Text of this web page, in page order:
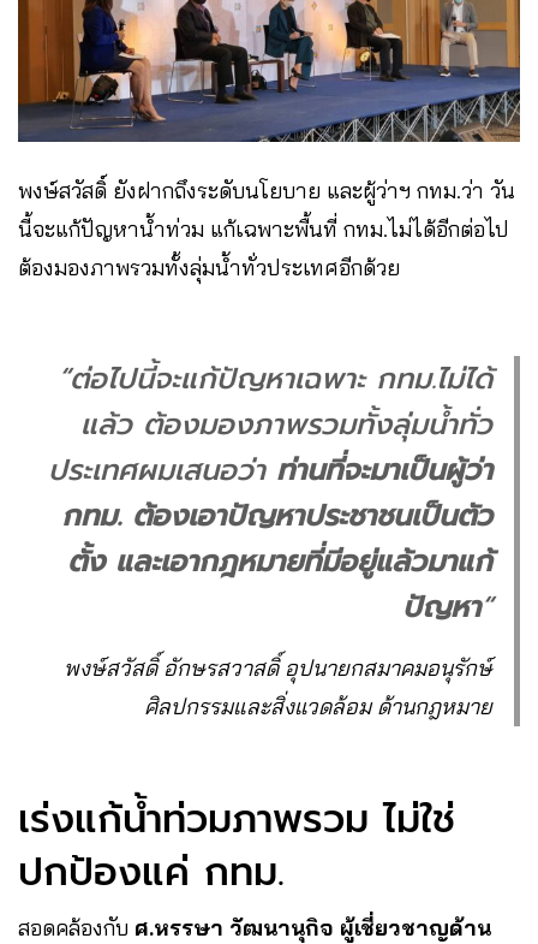
พงษ์สวัสดิ์ ยังฝากถึงระดับนโยบาย และผู้ว่าฯ กทม.ว่า วัน
นี้จะแก้ปัญหาน้ำท่วม แก้เฉพาะพื้นที่ กทม.ไม่ได้อีกต่อไป
ต้องมองภาพรวมทั้งลุ่มน้ำทั่วประเทศอีกด้วย
“ต่อไปนี้จะแก้ปัญหาเฉพาะ กทม.ไม่ได้
แล้ว ต้องมองภาพรวมทั้งลุ่มน้ำทั่ว
ประเทศผมเสนอว่า ท่านที่จะมาเป็นผู้ว่า
กทม. ต้องเอาปัญหาประชาชนเป็นตัว
ตั้ง และเอากฎหมายที่มีอยู่แล้วมาแก้
ปัญหา“
พงษ์สวัสดิ์ อักษรสวาสดิ์ อุปนายกสมาคมอนุรักษ์
ศิลปกรรมและสิ่งแวดล้อม ด้านกฎหมาย
เร่งแก้น้ำท่วมภาพรวม ไม่ใช่
ปกป้องแค่ กทม.
สอดคล้องกับ ศ.หรรษา วัฒนานุกิจ ผู้เชี่ยวชาญด้าน